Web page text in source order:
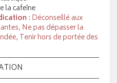
la cafeïne
: Déconseillé aux
Ne pas dépasser la
Tenir hors de portée des